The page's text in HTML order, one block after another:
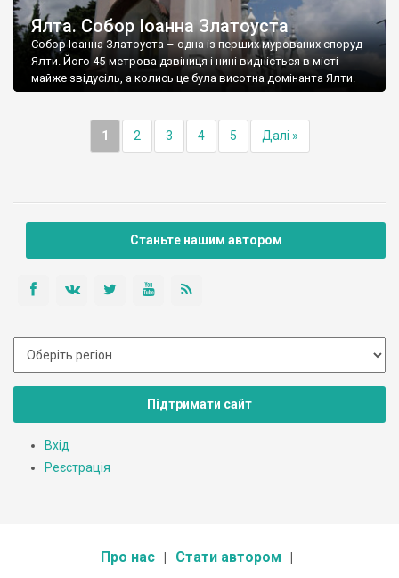
Ялта. Собор Іоанна Златоуста
Собор Іоанна Златоуста – одна із перших мурованих споруд
Ялти. Його 45-метрова дзвіниця і нині видніється в місті
майже звідусіль, а колись це була висотна домінанта Ялти.
1 2 3 4 5 Далі »
Станьте нашим автором
Підтримати сайт
Вхід
Реєстрація
Про нас Стати автором